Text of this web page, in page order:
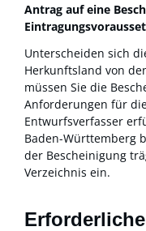
Antrag auf eine
Unterscheiden sich
Herkunftsland von
müssen Sie die
Anforderungen für
Entwurfsverfasser
Baden-Württemberg
der Bescheinigung
Verzeichnis ein.